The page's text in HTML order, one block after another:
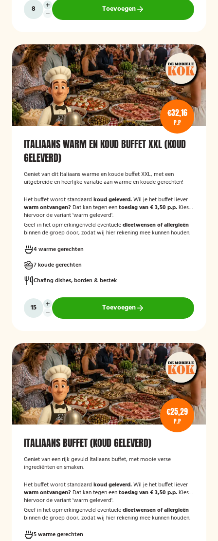
Toevoegen
€32,16
P.P
ITALIAANS WARM EN KOUD BUFFET XXL (KOUD
GELEVERD)
Geniet van dit Italiaans warme en koude buffet XXL, met een
uitgebreide en heerlijke variatie aan warme en koude gerechten!
Het buffet wordt standaard koud geleverd.Wil je het buffet liever
warm ontvangen? Dat kan tegen eentoeslag van € 3,50 p.p. Kies
hiervoor de variant 'warm geleverd'.
Geef in het opmerkingenveld eventueledieetwensen of allergieën
binnen de groep door, zodat wij hier rekening mee kunnen houden.
4 warme gerechten
7 koude gerechten
Chafing dishes, borden & bestek
Toevoegen
€25,29
P.P
ITALIAANS BUFFET (KOUD GELEVERD)
Geniet van een rijk gevuld Italiaans buffet, met mooie verse
ingrediënten en smaken.
Het buffet wordt standaard koud geleverd.Wil je het buffet liever
warm ontvangen? Dat kan tegen eentoeslag van € 3,50 p.p. Kies
hiervoor de variant 'warm geleverd'.
Geef in het opmerkingenveld eventueledieetwensen of allergieën
binnen de groep door, zodat wij hier rekening mee kunnen houden.
5 warme gerechten